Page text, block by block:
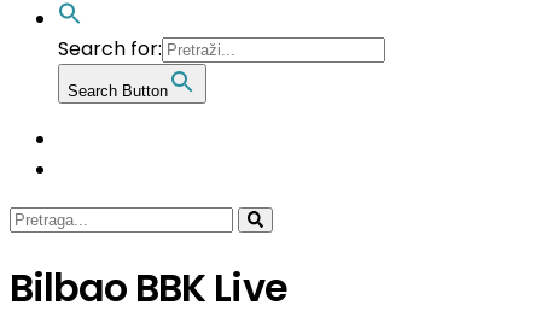
Search for:
Search Button
Bilbao BBK Live